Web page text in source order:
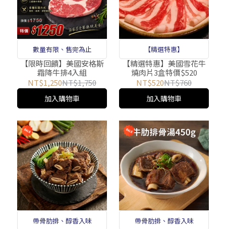
數量有限、售完為止
【限時回饋】美國安格斯
霜降牛排4入組
NT$1,250NT$1,750
加入購物車
【精選特惠】
【精選特惠】美國雪花牛
燒肉片3盒特價$520
NT$520NT$760
加入購物車
帶骨肋排、醇香入味 帶骨肋排、醇香入味